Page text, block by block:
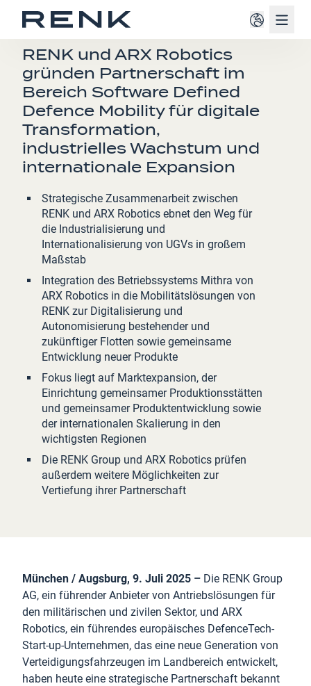
PRESSEMITTEILUNG
RENK und ARX Robotics
gründen Partnerschaft im
Bereich Software Defined
Defence Mobility für digitale
Transformation,
industrielles Wachstum und
internationale Expansion
Strategische Zusammenarbeit zwischen
RENK und ARX Robotics ebnet den Weg für
die Industrialisierung und
Internationalisierung von UGVs in großem
Maßstab
Integration des Betriebssystems Mithra von
ARX Robotics in die Mobilitätslösungen von
RENK zur Digitalisierung und
Autonomisierung bestehender und
zukünftiger Flotten sowie gemeinsame
Entwicklung neuer Produkte
Fokus liegt auf Marktexpansion, der
Einrichtung gemeinsamer Produktionsstätten
und gemeinsamer Produktentwicklung sowie
der internationalen Skalierung in den
wichtigsten Regionen
Die RENK Group und ARX Robotics prüfen
außerdem weitere Möglichkeiten zur
Vertiefung ihrer Partnerschaft
München / Augsburg, 9. Juli 2025 – Die RENK Group
AG, ein führender Anbieter von Antriebslösungen für
den militärischen und zivilen Sektor, und ARX
Robotics, ein führendes europäisches DefenceTech-
Start-up-Unternehmen, das eine neue Generation von
Verteidigungsfahrzeugen im Landbereich entwickelt,
haben heute eine strategische Partnerschaft bekannt